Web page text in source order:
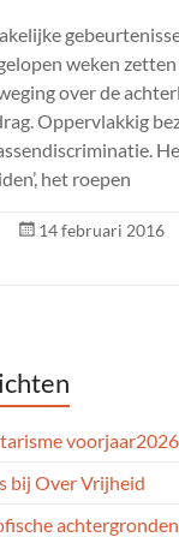
weken
over de
Oppervlakkig
het roepen
14 februari 2016
voorjaar2026
bij Over Vrijheid